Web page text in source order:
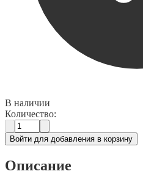
В наличии
Количество:
Войти для добавления в корзину
Описание